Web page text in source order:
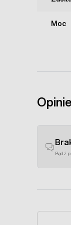
Moc
Opinie
Bądź